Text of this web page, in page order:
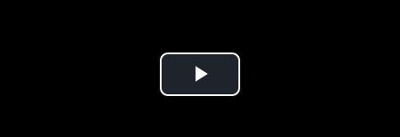
Play Video